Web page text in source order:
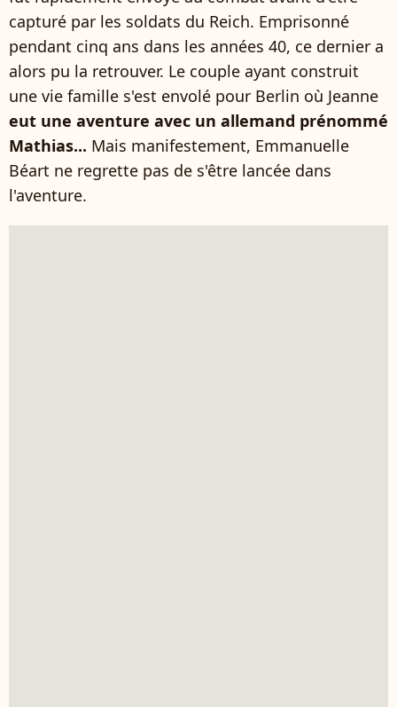
capturé par les soldats du Reich. Emprisonné
pendant cinq ans dans les années 40, ce dernier a
alors pu la retrouver. Le couple ayant construit
une vie famille s'est envolé pour Berlin où Jeanne
eut une aventure avec un allemand prénommé
Mathias... Mais manifestement, Emmanuelle
Béart ne regrette pas de s'être lancée dans
l'aventure.